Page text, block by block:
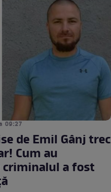
09:27
de Emil Gânj trec
Cum au
criminalul a fost